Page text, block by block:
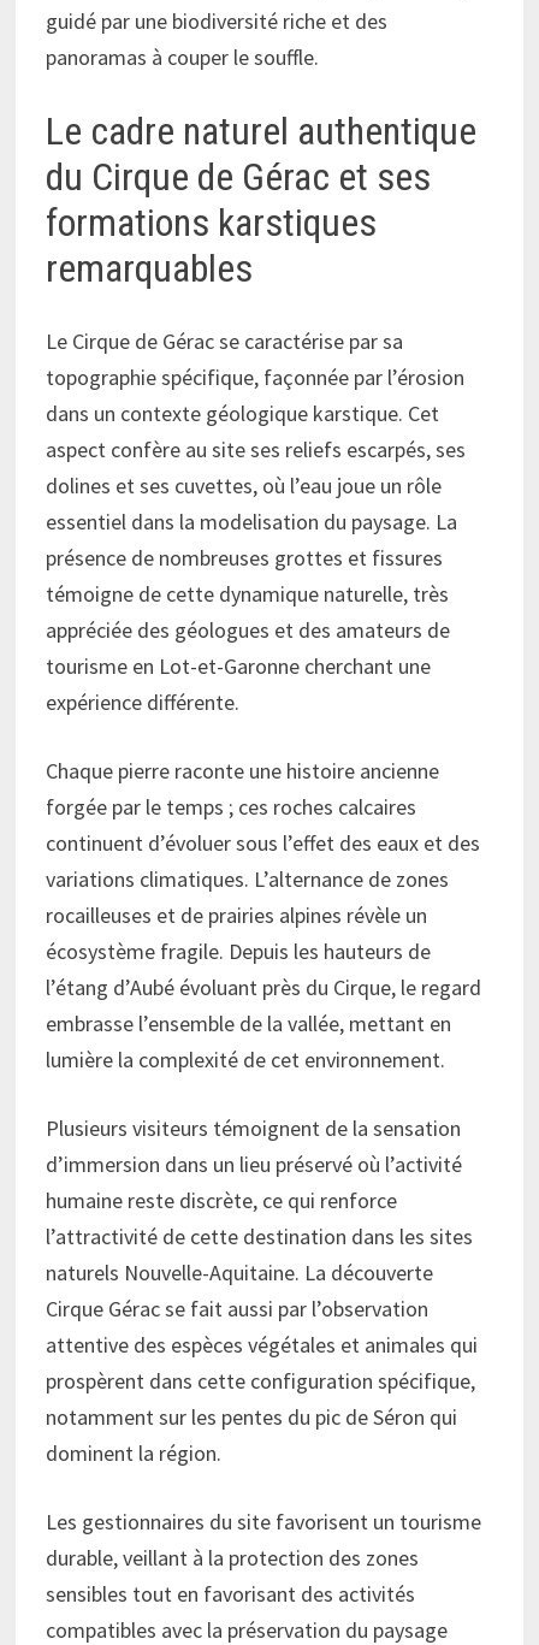
guidé par une biodiversité riche et des
panoramas à couper le souffle.
Le cadre naturel authentique
du Cirque de Gérac et ses
formations karstiques
remarquables
Le Cirque de Gérac se caractérise par sa
topographie spécifique, façonnée par l’érosion
dans un contexte géologique karstique. Cet
aspect confère au site ses reliefs escarpés, ses
dolines et ses cuvettes, où l’eau joue un rôle
essentiel dans la modelisation du paysage. La
présence de nombreuses grottes et fissures
témoigne de cette dynamique naturelle, très
appréciée des géologues et des amateurs de
tourisme en Lot-et-Garonne cherchant une
expérience différente.
Chaque pierre raconte une histoire ancienne
forgée par le temps ; ces roches calcaires
continuent d’évoluer sous l’effet des eaux et des
variations climatiques. L’alternance de zones
rocailleuses et de prairies alpines révèle un
écosystème fragile. Depuis les hauteurs de
l’étang d’Aubé évoluant près du Cirque, le regard
embrasse l’ensemble de la vallée, mettant en
lumière la complexité de cet environnement.
Plusieurs visiteurs témoignent de la sensation
d’immersion dans un lieu préservé où l’activité
humaine reste discrète, ce qui renforce
l’attractivité de cette destination dans les sites
naturels Nouvelle-Aquitaine. La découverte
Cirque Gérac se fait aussi par l’observation
attentive des espèces végétales et animales qui
prospèrent dans cette configuration spécifique,
notamment sur les pentes du pic de Séron qui
dominent la région.
Les gestionnaires du site favorisent un tourisme
durable, veillant à la protection des zones
sensibles tout en favorisant des activités
compatibles avec la préservation du paysage